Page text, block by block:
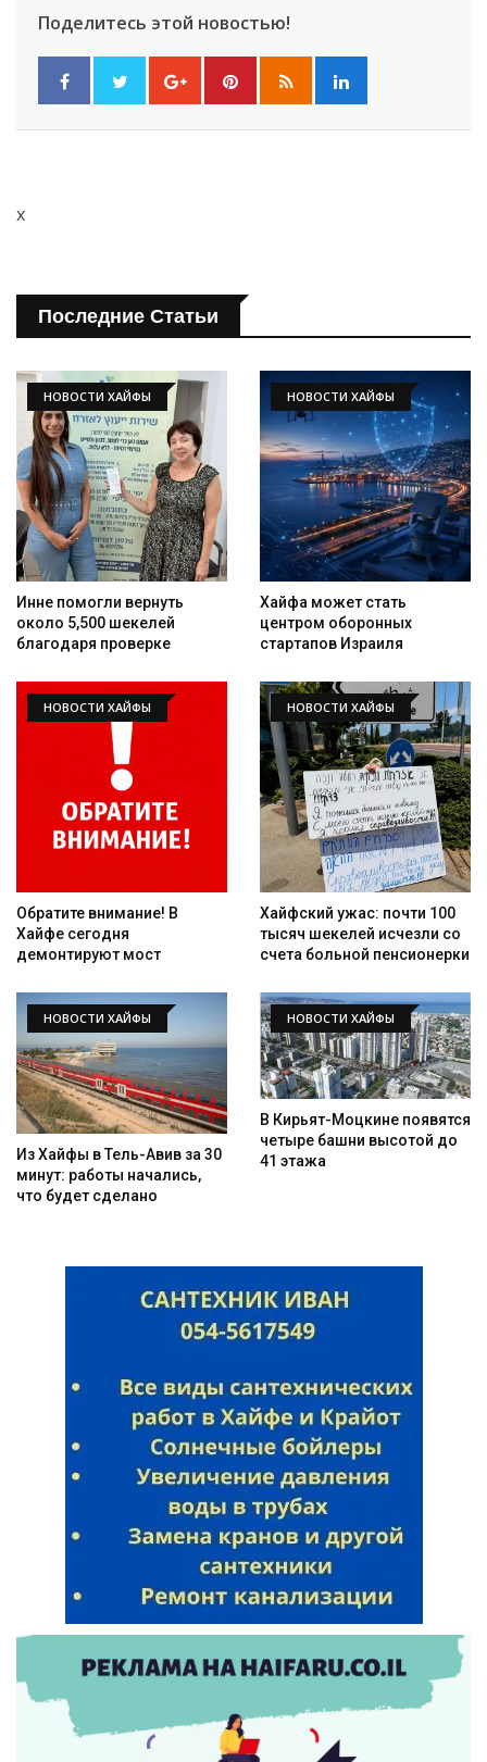
Поделитесь этой новостью!
x
Последние Статьи
НОВОСТИ ХАЙФЫ
Инне помогли вернуть
около 5,500 шекелей
благодаря проверке
НОВОСТИ ХАЙФЫ
Хайфа может стать
центром оборонных
стартапов Израиля
НОВОСТИ ХАЙФЫ
Обратите внимание! В
Хайфе сегодня
демонтируют мост
НОВОСТИ ХАЙФЫ
Хайфский ужас: почти 100
тысяч шекелей исчезли со
счета больной пенсионерки
НОВОСТИ ХАЙФЫ
Из Хайфы в Тель-Авив за 30
минут: работы начались,
что будет сделано
НОВОСТИ ХАЙФЫ
В Кирьят-Моцкине появятся
четыре башни высотой до
41 этажа